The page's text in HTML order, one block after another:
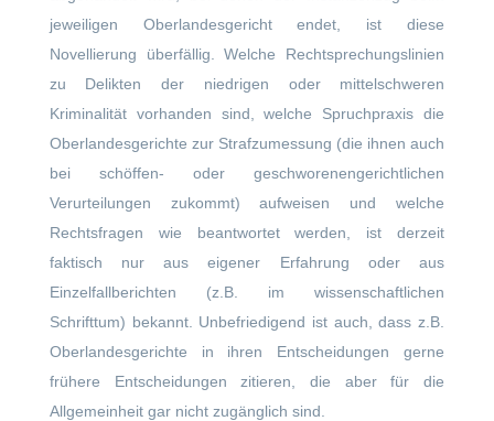
jeweiligen Oberlandesgericht endet, ist diese
Novellierung überfällig. Welche Rechtsprechungslinien
zu Delikten der niedrigen oder mittelschweren
Kriminalität vorhanden sind, welche Spruchpraxis die
Oberlandesgerichte zur Strafzumessung (die ihnen auch
bei schöffen- oder geschworenengerichtlichen
Verurteilungen zukommt) aufweisen und welche
Rechtsfragen wie beantwortet werden, ist derzeit
faktisch nur aus eigener Erfahrung oder aus
Einzelfallberichten (z.B. im wissenschaftlichen
Schrifttum) bekannt. Unbefriedigend ist auch, dass z.B.
Oberlandesgerichte in ihren Entscheidungen gerne
frühere Entscheidungen zitieren, die aber für die
Allgemeinheit gar nicht zugänglich sind.